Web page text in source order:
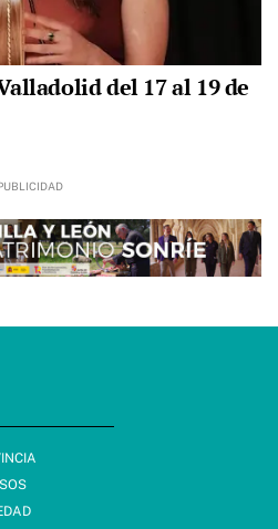
del 17 al 19 de